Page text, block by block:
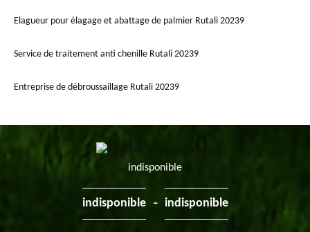
Elagueur pour élagage et abattage de palmier Rutali 20239
Service de traitement anti chenille Rutali 20239
Entreprise de débroussaillage Rutali 20239
indisponible
indisponible - indisponible